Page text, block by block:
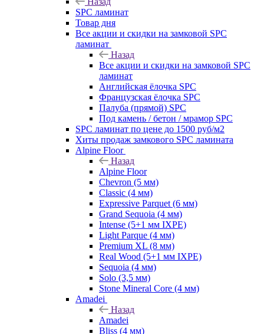
SPC ламинат
Товар дня
Все акции и скидки на замковой SPC
ламинат
Назад
Все акции и скидки на замковой SPC
ламинат
Английская ёлочка SPC
Французская ёлочка SPC
Палуба (прямой) SPC
Под камень / бетон / мрамор SPC
SPC ламинат по цене до 1500 руб/м2
Хиты продаж замкового SPC ламината
Alpine Floor
Назад
Alpine Floor
Chevron (5 мм)
Classic (4 мм)
Expressive Parquet (6 мм)
Grand Sequoia (4 мм)
Intense (5+1 мм IXPE)
Light Parque (4 мм)
Premium XL (8 мм)
Real Wood (5+1 мм IXPE)
Sequoia (4 мм)
Solo (3,5 мм)
Stone Mineral Core (4 мм)
Amadei
Назад
Amadei
Bliss (4 мм)